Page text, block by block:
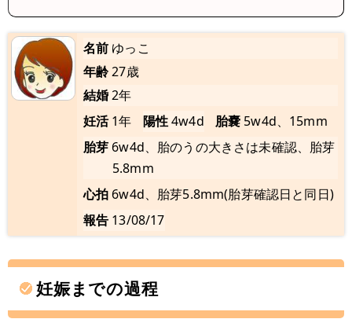
名前 ゆっこ
年齢27歳
結婚2年
妊活 1年 陽性4w4d 胎嚢 5w4d、15mm
胎芽 6w4d、胎のうの大きさは未確認、胎芽
5.8mm
心拍 6w4d、胎芽5.8mm(胎芽確認日と同日)
報告 13/08/17
妊娠までの過程